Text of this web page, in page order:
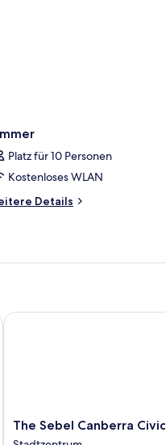
Platz für 10 Personen
Kostenloses WLAN
Details
The
Sebel
The Sebel Canberra Civic
The Sebel Canberra Civic